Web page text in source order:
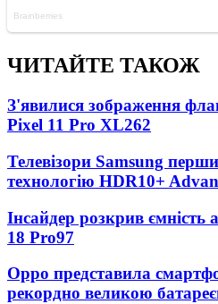
ЧИТАЙТЕ ТАКОЖ
З'явилися зображення
Pixel 11 Pro XL262
Телевізори Samsung
технологію HDR10+
Інсайдер розкрив ємність
18 Pro97
Oppo представила
рекордно великою